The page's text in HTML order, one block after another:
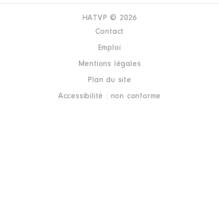
HATVP © 2026
Contact
Emploi
Mentions légales
Plan du site
Accessibilité : non conforme